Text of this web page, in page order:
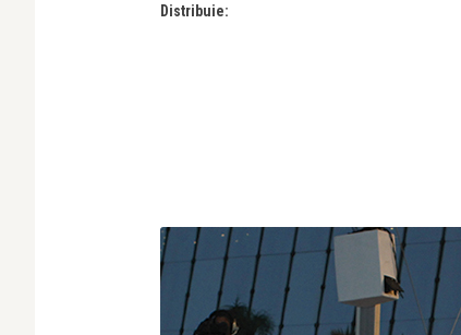
Distribuie: